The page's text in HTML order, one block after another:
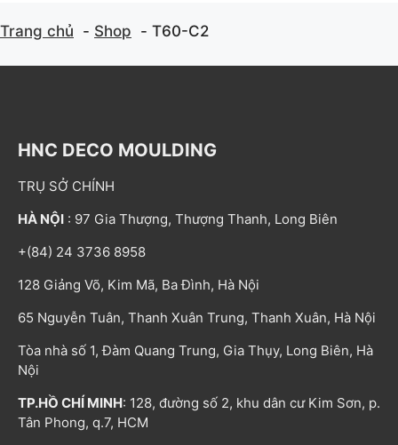
Trang chủ Shop T60-C2
HNC DECO MOULDING
TRỤ SỞ CHÍNH
HÀ NỘI : 97 Gia Thượng, Thượng Thanh, Long Biên
+(84) 24 3736 8958
128 Giảng Võ, Kim Mã, Ba Đình, Hà Nội
65 Nguyễn Tuân, Thanh Xuân Trung, Thanh Xuân, Hà Nội
Tòa nhà số 1, Đàm Quang Trung, Gia Thụy, Long Biên, Hà
Nội
TP.HỒ CHÍ MINH: 128, đường số 2, khu dân cư Kim Sơn, p.
Tân Phong, q.7, HCM